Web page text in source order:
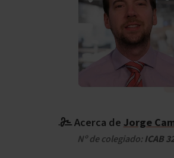
Acerca deJorge
Nº de colegiado:ICAB